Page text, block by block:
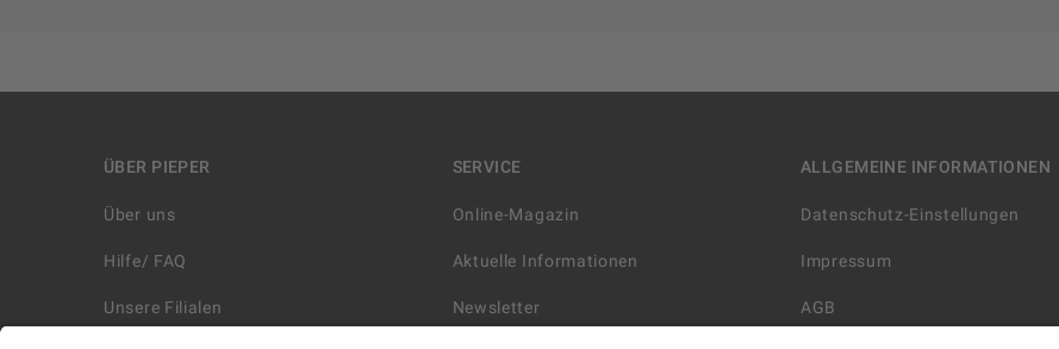
ÜBER PIEPER
Über uns
Hilfe/ FAQ
Unsere Filialen
SERVICE
Online-Magazin
Aktuelle Informationen
Newsletter
ALLGEMEINE INFORMATIONEN
Datenschutz-Einstellungen
Impressum
AGB